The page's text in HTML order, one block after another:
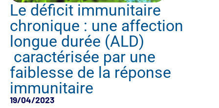
Le déficit immunitaire
chronique : une affection
longue durée (ALD)
caractérisée par une
faiblesse de la réponse
immunitaire
19/04/2023